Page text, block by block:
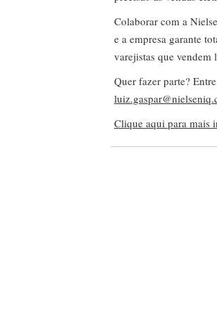
Colaborar com a
e a empresa garante
varejistas que
Quer fazer parte?
Clique aqui para mais